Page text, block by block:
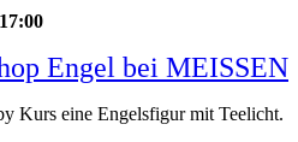
Engel bei MEISSEN
Kurs eine Engelsfigur mit Teelicht.